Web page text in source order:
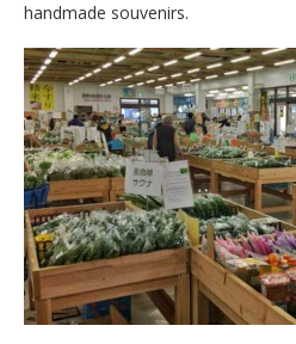
handmade souvenirs.